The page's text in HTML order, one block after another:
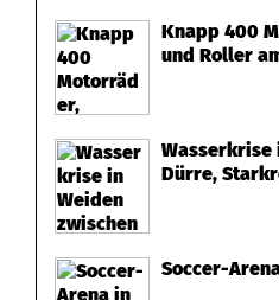
Knapp 400
und Roller
Wasserkrise
Dürre,
Soccer-